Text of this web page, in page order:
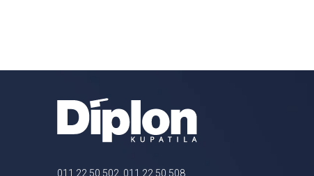
011 22 50 502, 011 22 50 508